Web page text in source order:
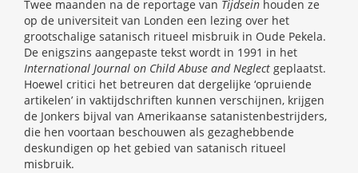
Twee maanden na de reportage van Tijdsein houden ze
op de universiteit van Londen een lezing over het
grootschalige satanisch ritueel misbruik in Oude Pekela.
De enigszins aangepaste tekst wordt in 1991 in het
International Journal on Child Abuse and Neglect geplaatst.
Hoewel critici het betreuren dat dergelijke ‘opruiende
artikelen’ in vaktijdschriften kunnen verschijnen, krijgen
de Jonkers bijval van Amerikaanse satanistenbestrijders,
die hen voortaan beschouwen als gezaghebbende
deskundigen op het gebied van satanisch ritueel
misbruik.